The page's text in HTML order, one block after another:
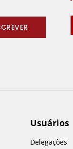
Usuários
Delegações